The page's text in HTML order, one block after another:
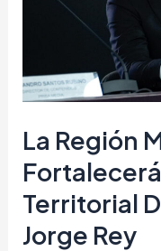
La Región
Territorial
Jorge Rey
ordenamiento
Cundinamarca:
Rey